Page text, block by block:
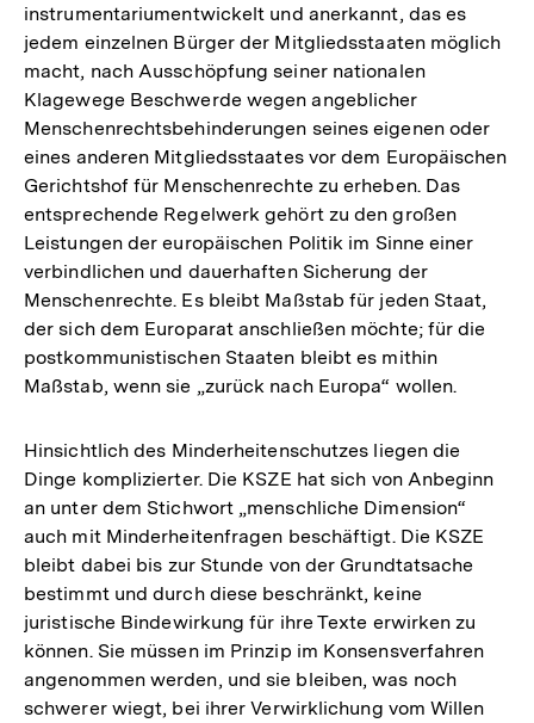
instrumentariumentwickelt und anerkannt, das es
jedem einzelnen Bürger der Mitgliedsstaaten möglich
macht, nach Ausschöpfung seiner nationalen
Klagewege Beschwerde wegen angeblicher
Menschenrechtsbehinderungen seines eigenen oder
eines anderen Mitgliedsstaates vor dem Europäischen
Gerichtshof für Menschenrechte zu erheben. Das
entsprechende Regelwerk gehört zu den großen
Leistungen der europäischen Politik im Sinne einer
verbindlichen und dauerhaften Sicherung der
Menschenrechte. Es bleibt Maßstab für jeden Staat,
der sich dem Europarat anschließen möchte; für die
postkommunistischen Staaten bleibt es mithin
Maßstab, wenn sie „zurück nach Europa“ wollen.
Hinsichtlich des Minderheitenschutzes liegen die
Dinge komplizierter. Die KSZE hat sich von Anbeginn
an unter dem Stichwort „menschliche Dimension“
auch mit Minderheitenfragen beschäftigt. Die KSZE
bleibt dabei bis zur Stunde von der Grundtatsache
bestimmt und durch diese beschränkt, keine
juristische Bindewirkung für ihre Texte erwirken zu
können. Sie müssen im Prinzip im Konsensverfahren
angenommen werden, und sie bleiben, was noch
schwerer wiegt, bei ihrer Verwirklichung vom Willen